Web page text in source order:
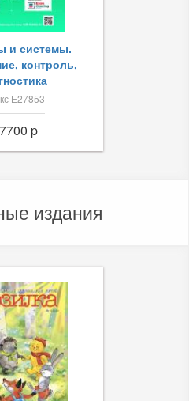
и системы.
контроль,
Е27853
p
издания